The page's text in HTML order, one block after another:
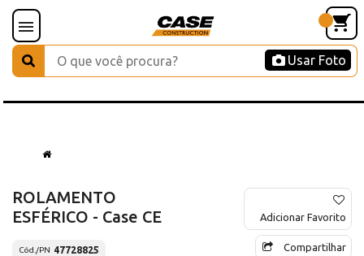
Usar Foto
ROLAMENTO
ESFÉRICO - Case CE
Cód./PN 47728825
Adicionar Favorito
Compartilhar